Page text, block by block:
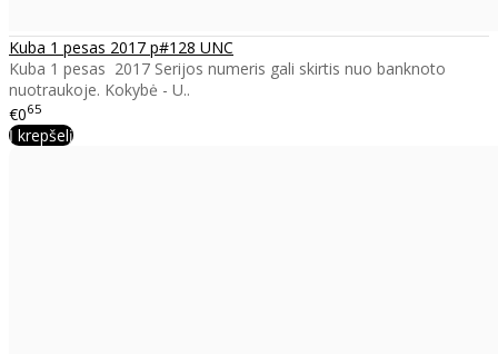
Kuba 1 pesas 2017 p#128 UNC
Kuba 1 pesas 2017 Serijos numeris gali skirtis nuo banknoto
nuotraukoje. Kokybė - U..
€065
Į krepšelį